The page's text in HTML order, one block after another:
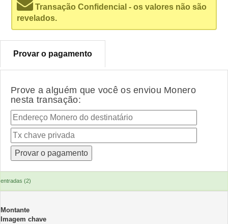
Transação Confidencial - os valores não são
revelados.
Provar o pagamento
Prove a alguém que você os enviou Monero
nesta transação:
entradas (2)
Montante
Imagem chave